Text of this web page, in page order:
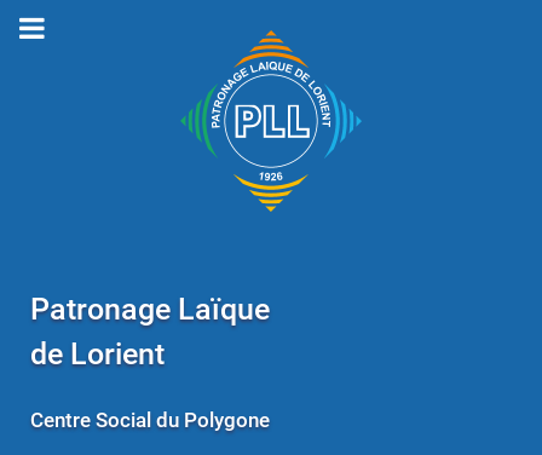
Patronage Laïque
de Lorient
Centre Social du Polygone